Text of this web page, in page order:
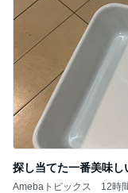
探し当てた一番美味し
Amebaトピックス 12時